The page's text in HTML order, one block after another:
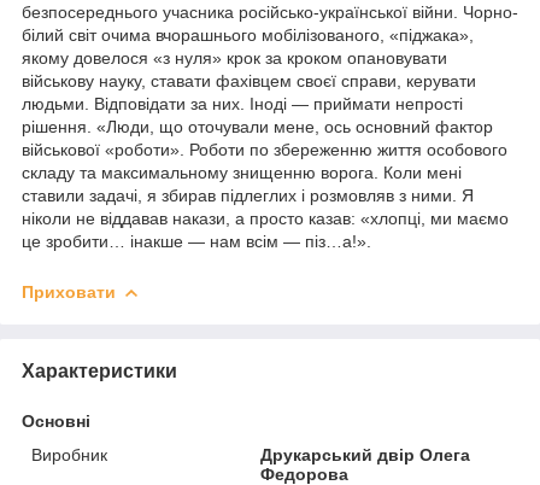
безпосереднього учасника російсько-української війни. Чорно-
білий світ очима вчорашнього мобілізованого, «піджака»,
якому довелося «з нуля» крок за кроком опановувати
військову науку, ставати фахівцем своєї справи, керувати
людьми. Відповідати за них. Іноді — приймати непрості
рішення. «Люди, що оточували мене, ось основний фактор
військової «роботи». Роботи по збереженню життя особового
складу та максимальному знищенню ворога. Коли мені
ставили задачі, я збирав підлеглих і розмовляв з ними. Я
ніколи не віддавав накази, а просто казав: «хлопці, ми маємо
це зробити… інакше — нам всім — піз…а!».
Приховати
Характеристики
Основні
Виробник
Друкарський двір Олега
Федорова